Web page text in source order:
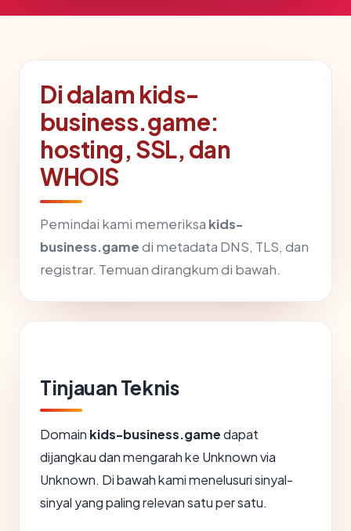
Di dalam kids-
business.game:
hosting, SSL, dan
WHOIS
Pemindai kami memeriksa kids-
business.gamedi metadata DNS, TLS, dan
registrar. Temuan dirangkum di bawah.
Tinjauan Teknis
Domain kids-business.gamedapat
dijangkau dan mengarah ke Unknown via
Unknown. Di bawah kami menelusuri sinyal-
sinyal yang paling relevan satu per satu.